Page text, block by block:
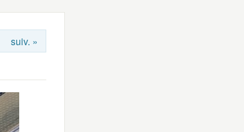
suiv. »